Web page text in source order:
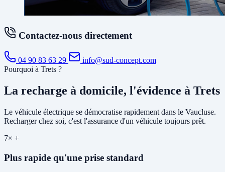
Contactez-nous directement
04 90 83 63 29
info@sud-concept.com
Pourquoi à Trets ?
La recharge à domicile, l'évidence à Trets
Le véhicule électrique se démocratise rapidement dans le Vaucluse.
Recharger chez soi, c'est l'assurance d'un véhicule toujours prêt.
7× +
Plus rapide qu'une prise standard